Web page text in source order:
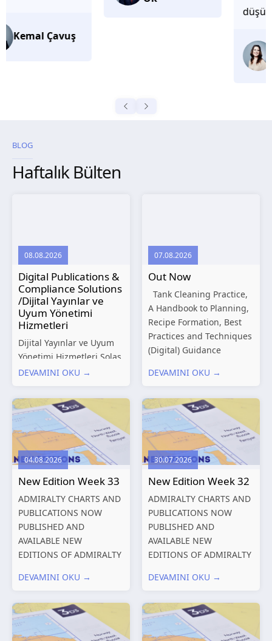
BLOG
Haftalık Bülten
08.08.2026
Digital Publications &
Compliance Solutions
/Dijital Yayınlar ve
Uyum Yönetimi
Hizmetleri
Dijital Yayınlar ve Uyum
Yönetimi Hizmetleri Solas
Marine, denizcilik
düzenleyici gereklilikleri
ve dijitalleşen
operasyonel ihtiyaçları
doğrultusunda kapsamlı
Dijital Yayınlar ve Uyum
Yönetimi çözümleri
sunmaktadır.
Hizmetlerimiz; gemi
işletmecileri, armatörler,
teknik yönetim şirketleri
ve denizcilik...
DEVAMINI OKU →
07.08.2026
Out Now
Tank Cleaning Practice,
A Handbook to Planning,
Recipe Formation, Best
Practices and Techniques
(Digital) Guidance
Structures – Consolidated
Shipping and the
Environment – A Guide to
Environmental
Compliance...
DEVAMINI OKU →
04.08.2026
New Edition Week 33
ADMIRALTY CHARTS AND
PUBLICATIONS NOW
PUBLISHED AND
AVAILABLE NEW
EDITIONS OF ADMIRALTY
PUBLICATIONS New
Charts published 13
August 2026 Chart
Title, limits
DEVAMINI OKU →
30.07.2026
New Edition Week 32
ADMIRALTY CHARTS AND
PUBLICATIONS NOW
PUBLISHED AND
AVAILABLE NEW
EDITIONS OF ADMIRALTY
PUBLICATIONS New
Charts published 06
August 2026 Chart Title,
limits and other remarks
DEVAMINI OKU →